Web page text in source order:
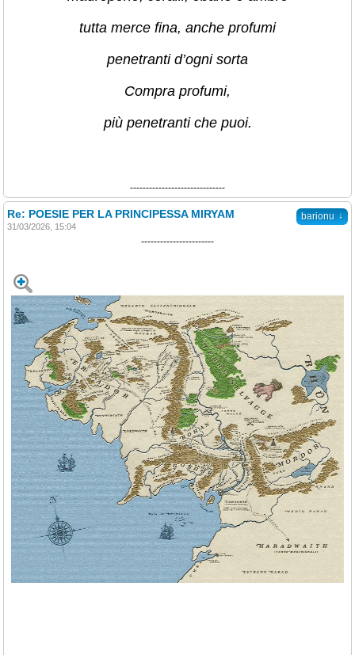
tutta merce fina, anche profumi
penetranti d’ogni sorta
Compra profumi,
più penetranti che puoi.
------------------------------
barionu ↓
Re: POESIE PER LA PRINCIPESSA MIRYAM
31/03/2026, 15:04
-----------------------